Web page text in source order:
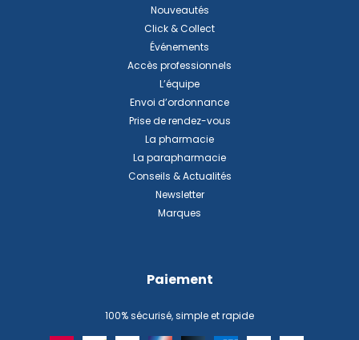
Nouveautés
Click & Collect
Événements
Accès professionnels
L’équipe
Envoi d’ordonnance
Prise de rendez-vous
La pharmacie
La parapharmacie
Conseils & Actualités
Newsletter
Marques
Paiement
100% sécurisé, simple et rapide